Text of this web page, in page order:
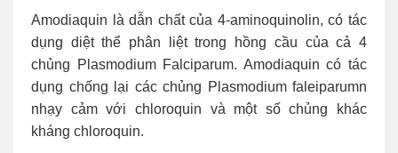
Amodiaquin là dẫn chất của 4-aminoquinolin, có tác
dụng diệt thể phân liệt trong hồng cầu của cả 4
chủng Plasmodium Falciparum. Amodiaquin có tác
dụng chống lại các chủng Plasmodium faleiparumn
nhạy cảm với chloroquin và một số chủng khác
kháng chloroquin.